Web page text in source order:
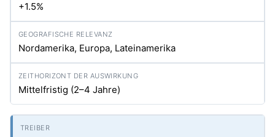
+1.5%
Nordamerika, Europa, Lateinamerika
Mittelfristig (2–4 Jahre)